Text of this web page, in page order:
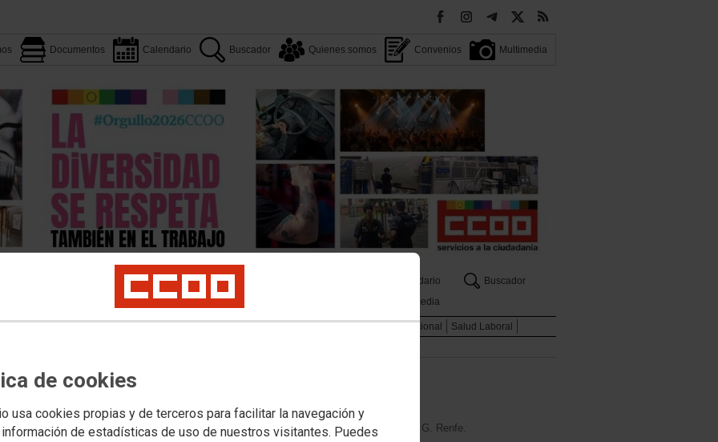
de cookies
usa cookies propias y de terceros para facilitar la navegación y
de estadísticas de uso de nuestros visitantes. Puedes
Documentos Calendario Buscador Quienes somos Convenios Multimedia
Aquí estamos Calendario
Buscador
Quienes somos
Multimedia
Internacional
Salud Laboral
Convocatoria de la Conferencia de la Sección Sindical Estatal Adif - G. Renfe.